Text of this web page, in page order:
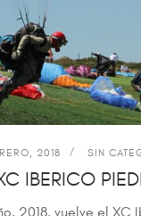
2018 SIN
IBERICO
2018, vuelve el XC